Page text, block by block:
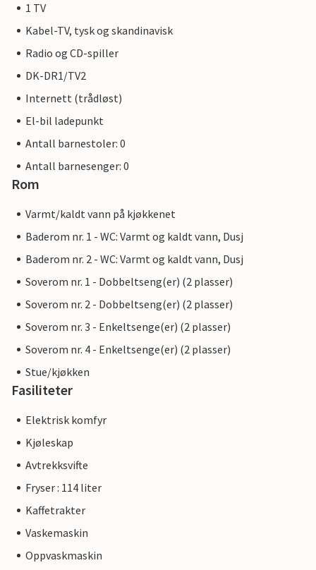
1 TV
Kabel-TV, tysk og skandinavisk
Radio og CD-spiller
DK-DR1/TV2
Internett (trådløst)
El-bil ladepunkt
Antall barnestoler: 0
Antall barnesenger: 0
Rom
Varmt/kaldt vann på kjøkkenet
Baderom nr. 1 - WC: Varmt og kaldt vann, Dusj
Baderom nr. 2 - WC: Varmt og kaldt vann, Dusj
Soverom nr. 1 - Dobbeltseng(er) (2 plasser)
Soverom nr. 2 - Dobbeltseng(er) (2 plasser)
Soverom nr. 3 - Enkeltsenge(er) (2 plasser)
Soverom nr. 4 - Enkeltsenge(er) (2 plasser)
Stue/kjøkken
Fasiliteter
Elektrisk komfyr
Kjøleskap
Avtrekksvifte
Fryser : 114 liter
Kaffetrakter
Vaskemaskin
Oppvaskmaskin